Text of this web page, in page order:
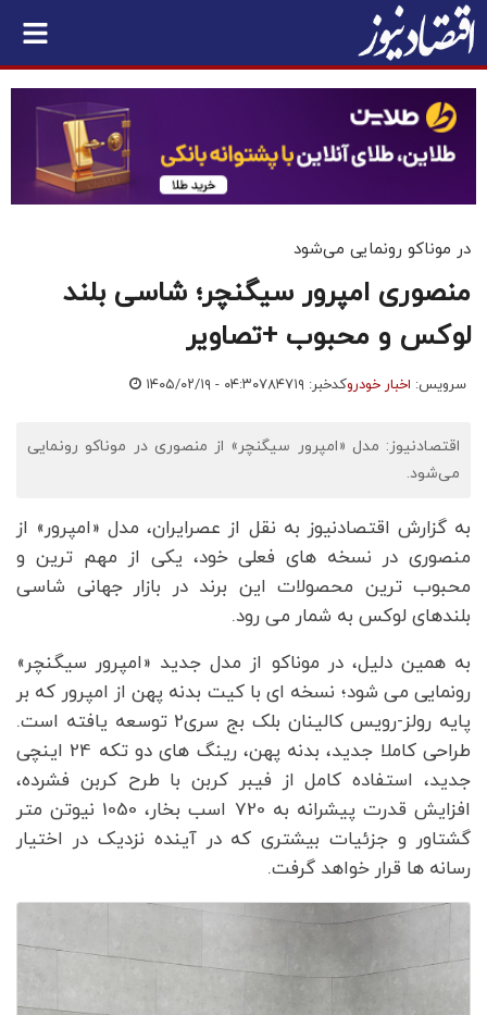
در موناکو رونمایی می‌شود
منصوری امپرور سیگنچر؛ شاسی بلند
لوکس و محبوب +تصاویر
سرویس: اخبار خودروکدخبر: ۷۸۴۷۱۹ ۱۴۰۵/۰۲/۱۹ - ۰۴:۳۰
اقتصادنیوز: مدل «امپرور سیگنچر» از منصوری در موناکو رونمایی
می‌شود.
به گزارش اقتصادنیوز به نقل از عصرایران، مدل «امپرور» از
منصوری در نسخه های فعلی خود، یکی از مهم ترین و
محبوب ترین محصولات این برند در بازار جهانی شاسی
بلندهای لوکس به شمار می رود.
به همین دلیل، در موناکو از مدل جدید «امپرور سیگنچر»
رونمایی می شود؛ نسخه ای با کیت بدنه پهن از امپرور که بر
پایه رولز-رویس کالینان بلک بج سری2 توسعه یافته است.
طراحی کاملا جدید، بدنه پهن، رینگ های دو تکه 24 اینچی
جدید، استفاده کامل از فیبر کربن با طرح کربن فشرده،
افزایش قدرت پیشرانه به 720 اسب بخار، 1050 نیوتن متر
گشتاور و جزئیات بیشتری که در آینده نزدیک در اختیار
رسانه ها قرار خواهد گرفت.